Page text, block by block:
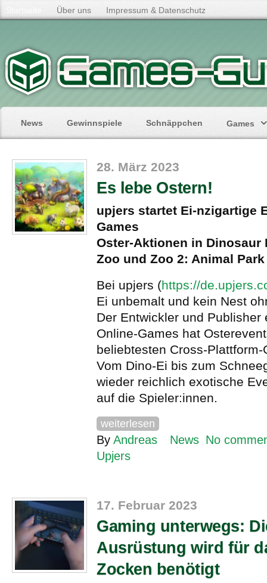
Über uns Impressum & Datenschutz
News Gewinnspiele Schnäppchen Games
28. März 2023
Es lebe Ostern!
upjers startet Ei-nzigartige
Games
Oster-Aktionen in Dinosaur
Zoo und Zoo 2: Animal Park
Bei upjers (https://
Ei unbemalt und kein Nest
Der Entwickler und Publisher
Online-Games hat
beliebtesten Cross-
Vom Dino-Ei bis zum
wieder reichlich exotische
auf die Spieler:innen.
weiterlesen
By Andreas News No
Upjers
17. Februar 2023
Gaming unterwegs:
Ausrüstung wird für
Zocken benötigt